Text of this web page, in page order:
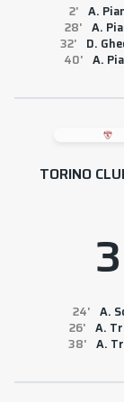
2
A.
28
A.
32
D.
40
A.
TORINO
3
24
A.
26
A.
38
A.